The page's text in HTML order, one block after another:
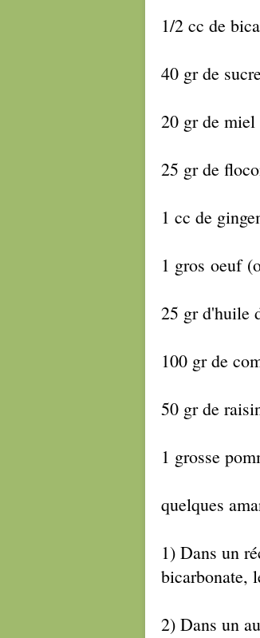
1/2 cc de
40 gr de
20 gr de miel
25 gr de
1 cc de
1 gros oeuf
25 gr d'huile
100 gr de
50 gr de
1 grosse
quelques
1) Dans un
bicarbonate,
2) Dans un